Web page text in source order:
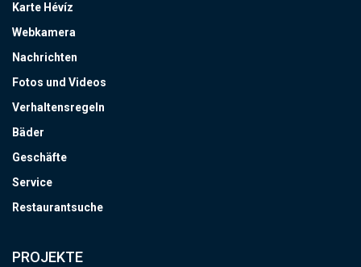
Karte Hévíz
Webkamera
Nachrichten
Fotos und Videos
Verhaltensregeln
Bäder
Geschäfte
Service
Restaurantsuche
PROJEKTE